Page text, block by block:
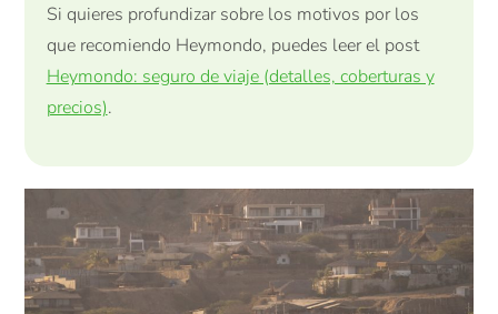
Si quieres profundizar sobre los motivos por los
que recomiendo Heymondo, puedes leer el post
Heymondo: seguro de viaje (detalles, coberturas y
precios).